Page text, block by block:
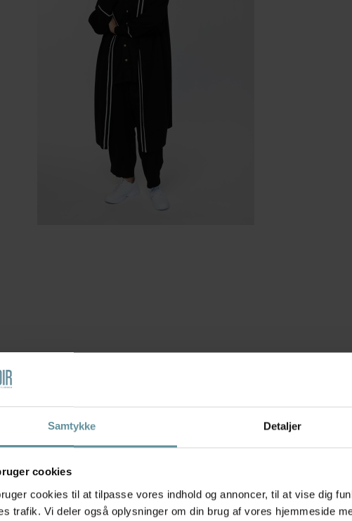
Samtykke Detaljer
cookies
cookies til at tilpasse vores indhold og annoncer, til at vise dig
trafik. Vi deler også oplysninger om din brug af vores hjemmeside